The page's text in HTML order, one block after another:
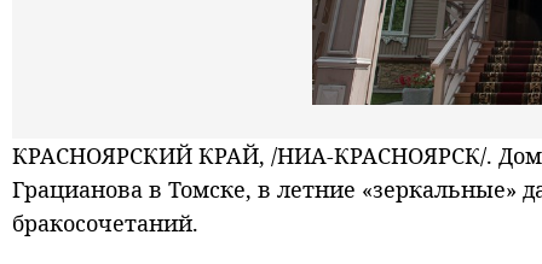
КРАСНОЯРСКИЙ КРАЙ, /НИА-КРАСНОЯРСК/. Дом
Грацианова в Томске, в летние «зеркальные»
бракосочетаний.